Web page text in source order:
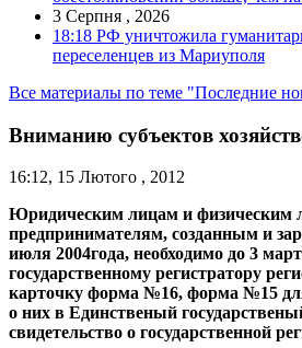
3 Серпня , 2026
18:18 РФ уничтожила
переселенцев из Мариуполя
Все материалы по теме "Последние
Вниманию субъектов
16:12, 15 Лютого , 2012
Юридическим лицам и физическим
предпринимателям, созданным и
июля 2004года, необходимо до 3
государственному регистратору
карточку форма №16, форма №15
о них в Единственый
свидетельство о государственной